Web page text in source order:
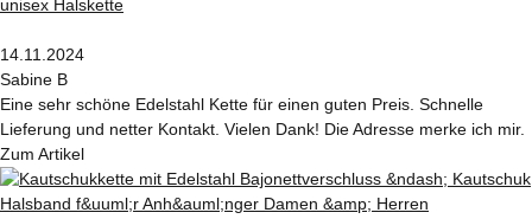
14.11.2024
Sabine B
Eine sehr schöne Edelstahl Kette für einen guten Preis. Schnelle
Lieferung und netter Kontakt. Vielen Dank! Die Adresse merke ich mir.
Zum Artikel